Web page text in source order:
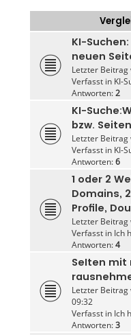
KI-
neuen
Letzter Beitrag
Verfasst in KI-
Antworten:2
KI-
bzw.
Letzter Beitrag
Verfasst in KI-
Antworten:6
1 oder 2
Domains,
Profile,
Letzter Beitrag
Verfasst in Ich
Antworten:4
SeIten mit
Letzter Beitrag
09:32
Verfasst in Ich
Antworten:3